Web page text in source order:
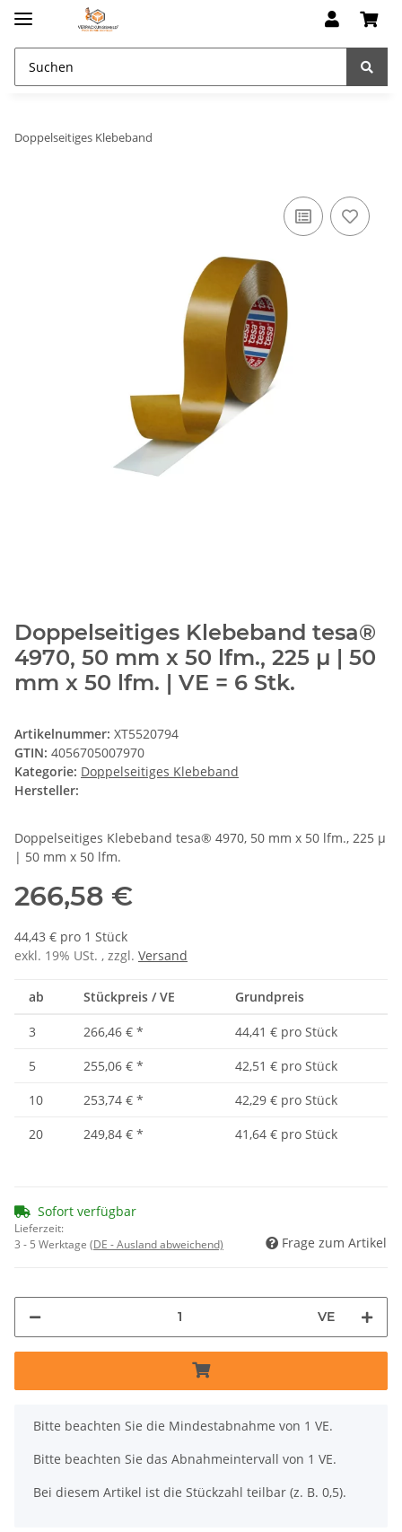
Doppelseitiges Klebeband
Doppelseitiges Klebeband tesa®
4970, 50 mm x 50 lfm., 225 µ | 50
mm x 50 lfm. | VE = 6 Stk.
Artikelnummer: XT5520794
GTIN: 4056705007970
Kategorie: Doppelseitiges Klebeband
Hersteller:
Doppelseitiges Klebeband tesa® 4970, 50 mm x 50 lfm., 225 µ
| 50 mm x 50 lfm.
266,58 €
44,43 € pro 1 Stück
exkl. 19% USt. , zzgl. Versand
ab Stückpreis / VE Grundpreis
3 266,46 € *
44,41 € pro Stück
5
255,06 € *
42,51 € pro Stück
10
253,74 € *
42,29 € pro Stück
20
249,84 € * 41,64 € pro Stück
Sofort verfügbar
Lieferzeit:
3 - 5 Werktage (DE - Ausland abweichend) Frage zum Artikel
VE
x
Bitte beachten Sie die Mindestabnahme von 1 VE.
Bitte beachten Sie das Abnahmeintervall von 1 VE.
Bei diesem Artikel ist die Stückzahl teilbar (z. B. 0,5).